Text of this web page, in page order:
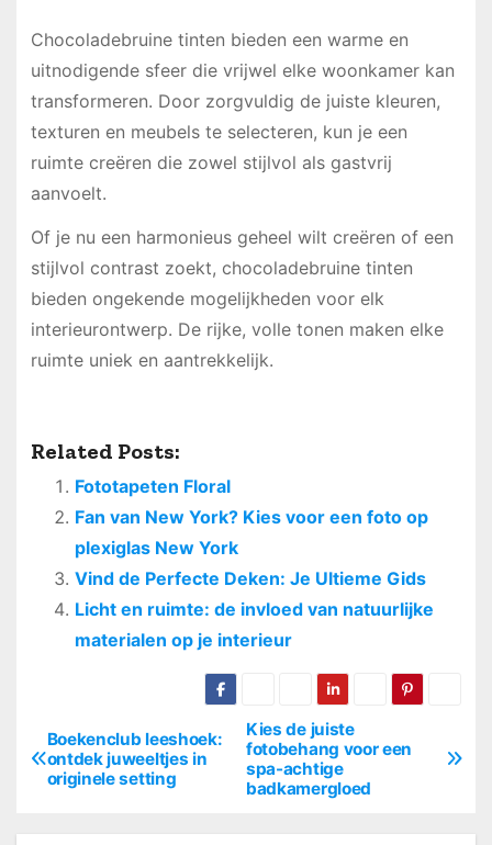
Chocoladebruine tinten bieden een warme en
uitnodigende sfeer die vrijwel elke woonkamer kan
transformeren. Door zorgvuldig de juiste kleuren,
texturen en meubels te selecteren, kun je een
ruimte creëren die zowel stijlvol als gastvrij
aanvoelt.
Of je nu een harmonieus geheel wilt creëren of een
stijlvol contrast zoekt, chocoladebruine tinten
bieden ongekende mogelijkheden voor elk
interieurontwerp. De rijke, volle tonen maken elke
ruimte uniek en aantrekkelijk.
Related Posts:
Fototapeten Floral
Fan van New York? Kies voor een foto op
plexiglas New York
Vind de Perfecte Deken: Je Ultieme Gids
Licht en ruimte: de invloed van natuurlijke
materialen op je interieur
B
Kies de juiste
fotobehang voor een
spa-achtige
badkamergloed
Boekenclub leeshoek:
ontdek juweeltjes in
originele setting